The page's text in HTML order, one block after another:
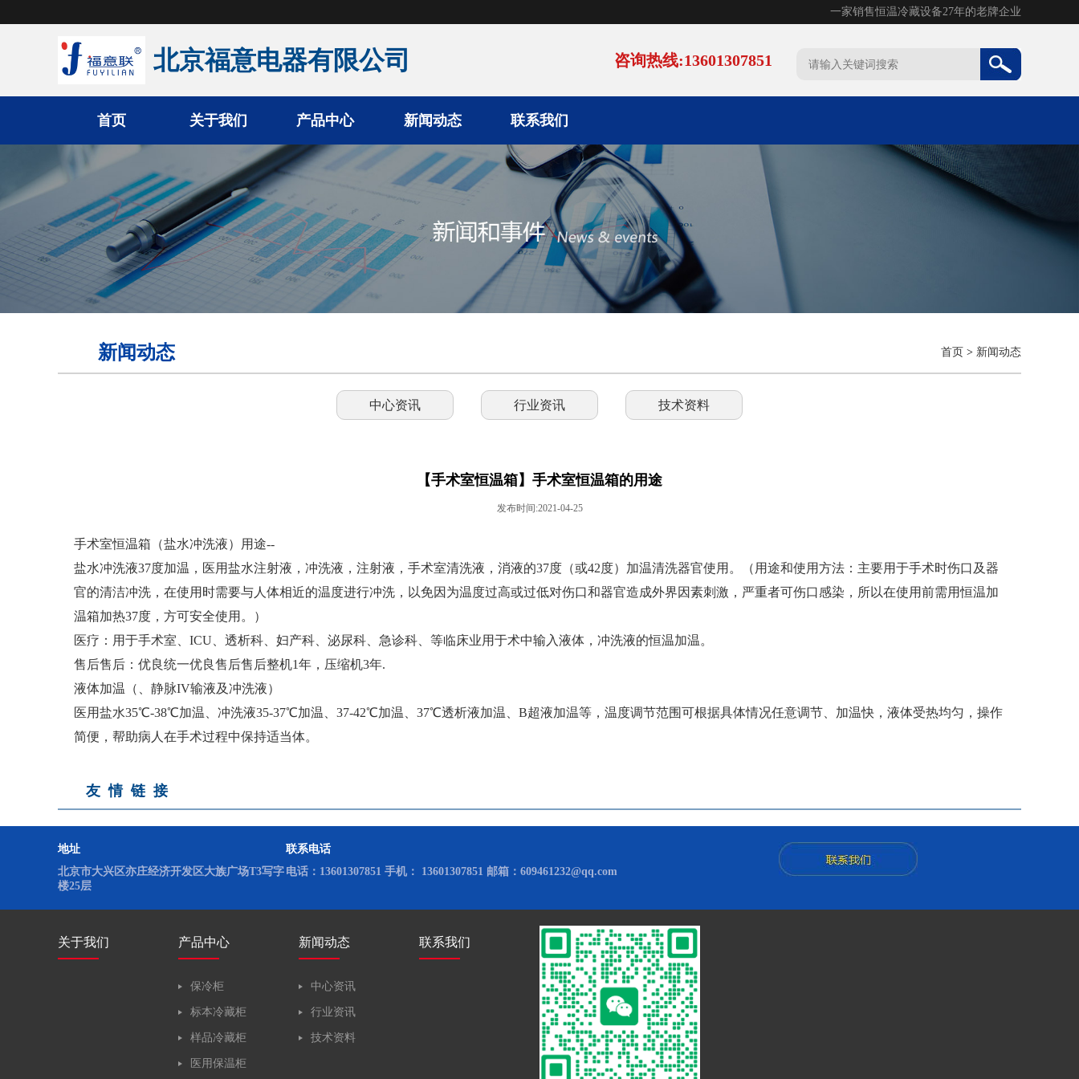
一家销售恒温冷藏设备27年的老牌企业
北京福意电器有限公司 咨询热线:13601307851
首页 关于我们 产品中心 新闻动态 联系我们
新闻动态 首页 > 新闻动态
中心资讯 行业资讯 技术资料
【手术室恒温箱】手术室恒温箱的用途
发布时间:2021-04-25
手术室恒温箱（盐水冲洗液）用途--
盐水冲洗液37度加温，医用盐水注射液，冲洗液，注射液，手术室清洗液，消液的37度（或42度）加温清洗器官使用。（用途和使用方法：主要用于手术时伤口及器
官的清洁冲洗，在使用时需要与人体相近的温度进行冲洗，以免因为温度过高或过低对伤口和器官造成外界因素刺激，严重者可伤口感染，所以在使用前需用恒温加
温箱加热37度，方可安全使用。）
医疗：用于手术室、ICU、透析科、妇产科、泌尿科、急诊科、等临床业用于术中输入液体，冲洗液的恒温加温。
售后售后：优良统一优良售后售后整机1年，压缩机3年.
液体加温（、静脉IV输液及冲洗液）
医用盐水35℃-38℃加温、冲洗液35-37℃加温、37-42℃加温、37℃透析液加温、B超液加温等，温度调节范围可根据具体情况任意调节、加温快，液体受热均匀，操作
简便，帮助病人在手术过程中保持适当体。
友情链接
地址
北京市大兴区亦庄经济开发区大族广场T3写字
楼25层
联系电话
电话：13601307851 手机： 13601307851 邮箱：609461232@qq.com
关于我们 产品中心
保冷柜
标本冷藏柜
样品冷藏柜
医用保温柜
新闻动态
中心资讯
行业资讯
技术资料
联系我们
手术室恒温箱
医用液体加温柜
医用加温箱
医用冷藏柜
冷链运输箱
物证保管柜
锂电池测试恒温箱
实验室低温冰箱